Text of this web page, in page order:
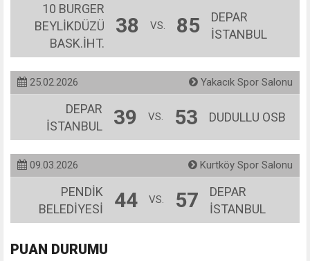
10 BURGER
BEYLİKDÜZÜ
BASK.İHT.
38 VS. 85
DEPAR
İSTANBUL
25.02.2026 Yakacık Spor Salonu
DEPAR
İSTANBUL
39 VS. 53 DUDULLU OSB
09.03.2026 Kurtköy Spor Salonu
PENDİK
BELEDİYESİ
44 VS. 57
DEPAR
İSTANBUL
PUAN DURUMU